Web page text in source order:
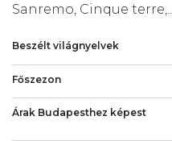
Sanremo, Cinque
Beszélt világnyelvek
Főszezon
Árak Budapesthez képest